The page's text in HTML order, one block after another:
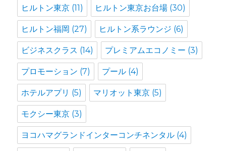
ヒルトン東京 (11) ヒルトン東京お台場 (30)
ヒルトン福岡 (27) ヒルトン系ラウンジ (6)
ビジネスクラス (14) プレミアムエコノミー (3)
プロモーション (7) プール (4)
ホテルアプリ (5) マリオット東京 (5)
モクシー東京 (3)
ヨコハマグランドインターコンチネンタル (4)